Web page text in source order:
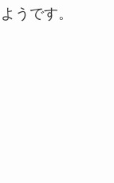
うです。